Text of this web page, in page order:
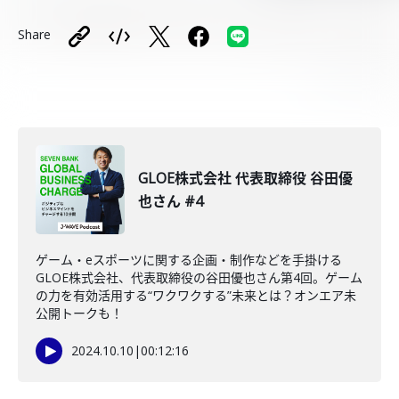
Share
GLOE株式会社 代表取締役 谷田優
也さん #4
ゲーム・eスポーツに関する企画・制作などを手掛ける
GLOE株式会社、代表取締役の谷田優也さん第4回。ゲーム
の力を有効活用する“ワクワクする”未来とは？オンエア未
公開トークも！
2024.10.10 |00:12:16